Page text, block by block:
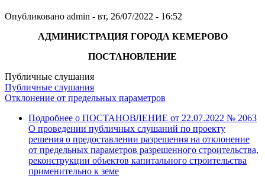
Опубликовано admin - вт, 26/07/2022 - 16:52
АДМИНИСТРАЦИЯ ГОРОДА КЕМЕРОВО
ПОСТАНОВЛЕНИЕ
Публичные слушания
Публичные слушания
Отклонение от предельных параметров
Подробнее о ПОСТАНОВЛЕНИЕ от 22.07.2022 № 2063
О проведении публичных слушаний по проекту
решения о предоставлении разрешения на отклонение
от предельных параметров разрешенного строительства,
реконструкции объектов капитального строительства
применительно к земе